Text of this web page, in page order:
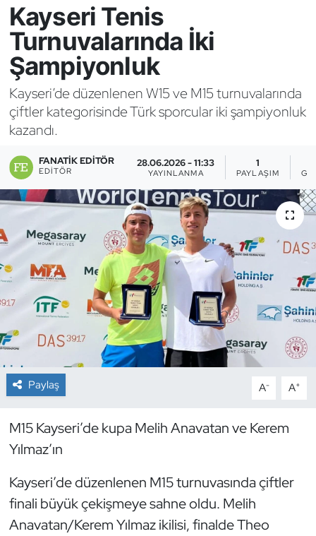
Kayseri Tenis
Turnuvalarında İki
Şampiyonluk
Kayseri’de düzenlenen W15 ve M15 turnuvalarında
çiftler kategorisinde Türk sporcular iki şampiyonluk
kazandı.
FANATIK EDITÖR
EDITÖR
28.06.2026 - 11:33
YAYINLANMA
1
PAYLAŞIM
Paylaş A- A+
M15 Kayseri’de kupa Melih Anavatan ve Kerem
Yılmaz’ın
Kayseri’de düzenlenen M15 turnuvasında çiftler
finali büyük çekişmeye sahne oldu. Melih
Anavatan/Kerem Yılmaz ikilisi, finalde Theo
Binicilik
Bisiklet
Bocce Bowling Dart
Boks
Briç
Buz Hokeyi
Buz Pateni
Çim Hokeyi
Cimnastik
Curling
Dağcılık
Dövüş Sanatı
E-Spor
Eskrim